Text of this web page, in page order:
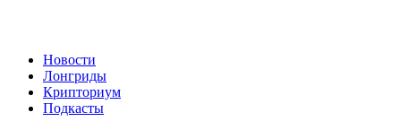
Новости
Лонгриды
Крипториум
Подкасты